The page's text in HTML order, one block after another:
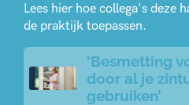
Lees hier hoe collega's deze
de praktijk toepassen.
‘Besmetting
door al je
gebruiken’